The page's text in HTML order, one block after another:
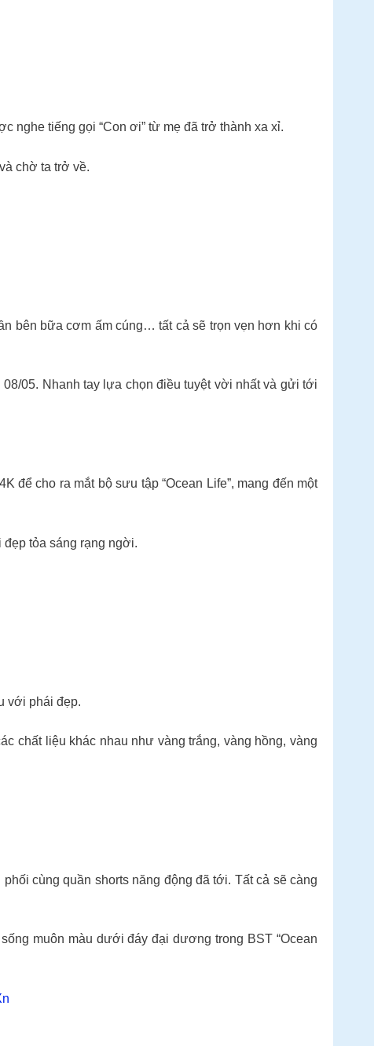
nghe tiếng gọi “Con ơi” từ mẹ đã trở thành xa xỉ.
chờ ta trở về.
bên bữa cơm ấm cúng… tất cả sẽ trọn vẹn hơn khi có
05. Nhanh tay lựa chọn điều tuyệt vời nhất và gửi tới
để cho ra mắt bộ sưu tập “Ocean Life”, mang đến một
tỏa sáng rạng ngời.
với phái đẹp.
chất liệu khác nhau như vàng trắng, vàng hồng, vàng
cùng quần shorts năng động đã tới. Tất cả sẽ càng
muôn màu dưới đáy đại dương trong BST “Ocean